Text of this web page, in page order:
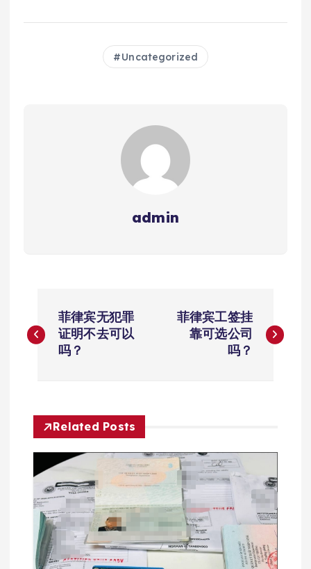
Uncategorized
admin
章
航
菲律宾无犯罪
证明不去可以
吗？
菲律宾工签挂
靠可选公司
吗？
Related Posts